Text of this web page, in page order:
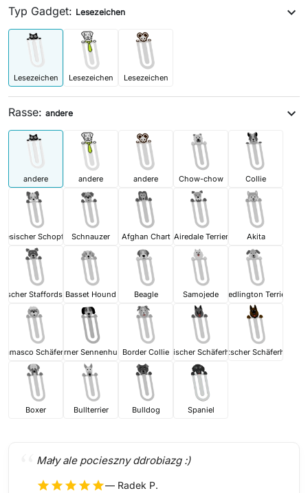
Typ Gadget: Lesezeichen expand_more
Lesezeichen Lesezeichen Lesezeichen
Rasse: andere expand_more
andere andere andere Chow-chow Collie
SchopfhundSchnauzer Afghan Chart Airedale Terrier Akita
Staffordshire Terrier
Basset Hound Beagle Samojede Bedlington Terrier
Schäferhund
Berner SennenhundBorder CollieBelgischer SchäferhundDeutscher Schäferhund
Boxer Bullterrier Bulldog Spaniel
Mały ale pocieszny ddrobiazg :)
star star star star star— Radek P.